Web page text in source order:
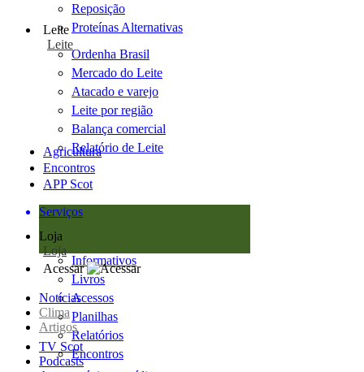
Reposição
Proteínas Alternativas
Leite
Leite
Ordenha Brasil
Mercado do Leite
Atacado e varejo
Leite por região
Balança comercial
Relatório de Leite
Agricultura
Encontros
APP Scot
Serviços
Loja
Loja
Informativos
Livros
Acessos
Planilhas
Relatórios
Encontros
Acessar
Notícias
Clima
Artigos
TV Scot
Podcasts